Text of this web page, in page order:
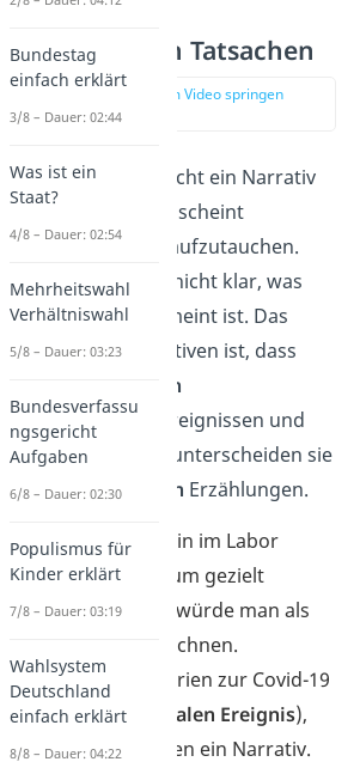
Verankerung in Tatsachen
zur Stelle im Video springen
(01:36)
Doch was genau macht ein Narrativ
aus? Das Modewort scheint
heutzutage überall aufzutauchen.
Dabei ist jedoch oft nicht klar, was
damit eigentlich gemeint ist. Das
Besondere an Narrativen ist, dass
tatsächlichen
gesellschaftlichen Ereignissen und
Ideen fußen. Damit unterscheiden sie
sich vonreinfiktiven Erzählungen.
Die Geschichte um ein im Labor
produziertes Virus, um gezielt
Menschen zu töten, würde man als
Science Fiction bezeichnen.
Verschwörungstheorien zur Covid-19
Pandemie (einem realen Ereignis),
beschreiben hingegen ein Narrativ.
Bundestag
einfach erklärt
3/8 – Dauer: 02:44
Was ist ein
Staat?
4/8 – Dauer: 02:54
Mehrheitswahl
Verhältniswahl
5/8 – Dauer: 03:23
Bundesverfassu
ngsgericht
Aufgaben
6/8 – Dauer: 02:30
Populismus für
Kinder erklärt
7/8 – Dauer: 03:19
Wahlsystem
Deutschland
einfach erklärt
8/8 – Dauer: 04:22